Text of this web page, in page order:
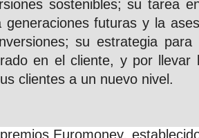
sostenibles; su tarea
generaciones futuras y la
su estrategia para
en el cliente, y por llevar
clientes a un nuevo nivel.
Euromoney,